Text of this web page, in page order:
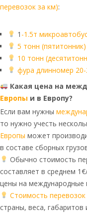
перевозок за км):
1 -1.5т
5 тонн (пятитонник)
10 тонн
фура длинномер
Какая цена на
Европы и в Европу?
Если вам нужны
то нужно учесть
Европы может
в составе сборных
Обычно стоимость
составляет в среднем
цены на международные
Стоимость
страны, веса, габаритов